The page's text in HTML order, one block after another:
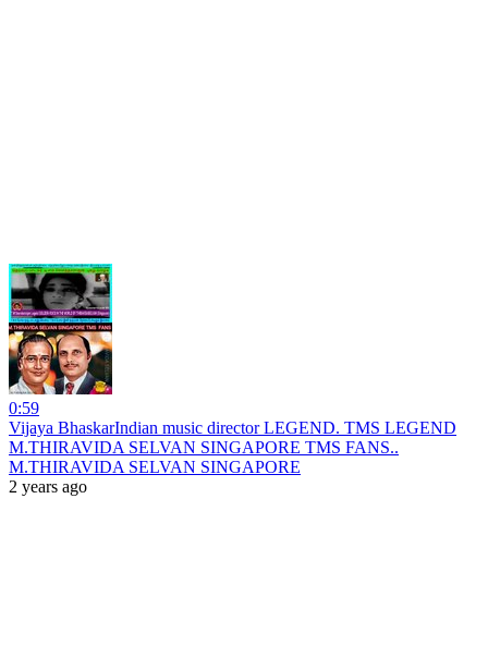
0:59
Vijaya BhaskarIndian music director LEGEND. TMS LEGEND
M.THIRAVIDA SELVAN SINGAPORE TMS FANS..
M.THIRAVIDA SELVAN SINGAPORE
2 years ago